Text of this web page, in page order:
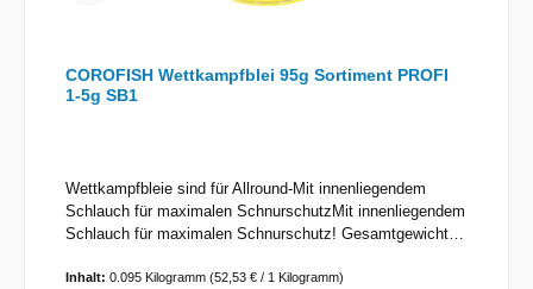
COROFISH Wettkampfblei 95g Sortiment PROFI
1-5g SB1
Wettkampfbleie sind für Allround-Mit innenliegendem
Schlauch für maximalen SchnurschutzMit innenliegendem
Schlauch für maximalen Schnurschutz! Gesamtgewicht
2g / 3g / 3,5g / 4g / 5g
Inhalt: 0.095 Kilogramm (52,53 € / 1 Kilogramm)